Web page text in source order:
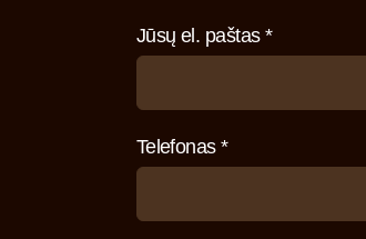
Jūsų el. paštas *
Telefonas *